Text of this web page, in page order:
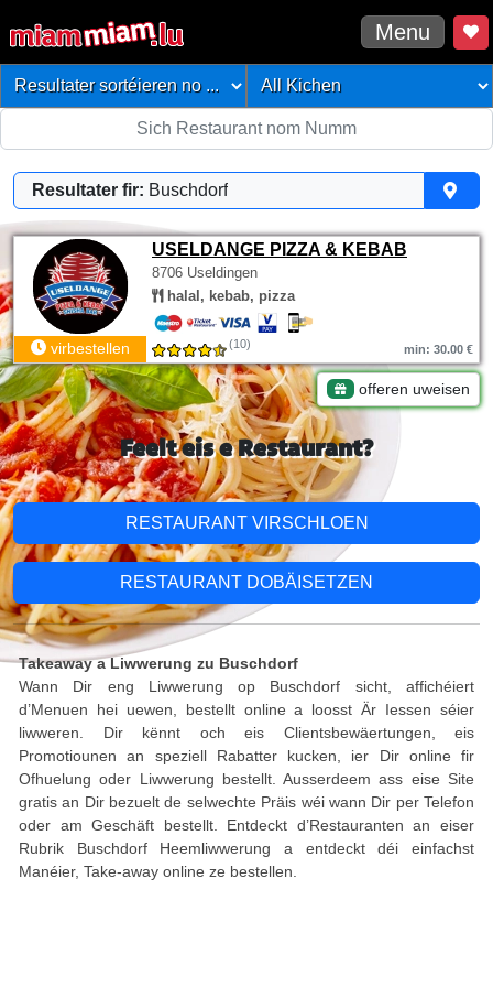
Menu
Resultater fir: Buschdorf
USELDANGE PIZZA & KEBAB
8706 Useldingen
halal, kebab, pizza
virbestellen (10) min: 30.00 €
offeren uweisen
Feelt eis e Restaurant?
RESTAURANT VIRSCHLOEN
RESTAURANT DOBÄISETZEN
Takeaway a Liwwerung zu Buschdorf
Wann Dir eng Liwwerung op Buschdorf sicht, affichéiert
d’Menuen hei uewen, bestellt online a loosst Är Iessen séier
liwweren. Dir kënnt och eis Clientsbewäertungen, eis
Promotiounen an speziell Rabatter kucken, ier Dir online fir
Ofhuelung oder Liwwerung bestellt. Ausserdeem ass eise Site
gratis an Dir bezuelt de selwechte Präis wéi wann Dir per Telefon
oder am Geschäft bestellt. Entdeckt d’Restauranten an eiser
Rubrik Buschdorf Heemliwwerung a entdeckt déi einfachst
Manéier, Take-away online ze bestellen.